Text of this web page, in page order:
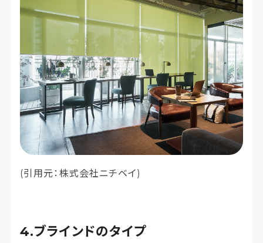
(引用元：株式会社ニチベイ)
ブラインドのタイプ